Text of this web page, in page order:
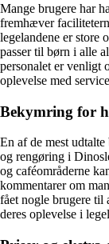
Mange brugere har
fremhæver
legelandene er store
passer til børn i alle
personalet er venligt
oplevelse med
Bekymring for
En af de mest
og rengøring i
og caféområderne
kommentarer om
fået nogle brugere til
deres oplevelse i